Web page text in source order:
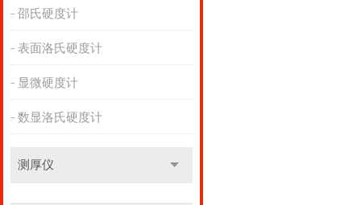
邵氏硬度计
表面洛氏硬度计
显微硬度计
数显洛氏硬度计
测厚仪